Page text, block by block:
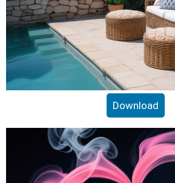
Download